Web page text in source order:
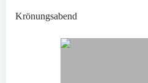
Krönungsabend